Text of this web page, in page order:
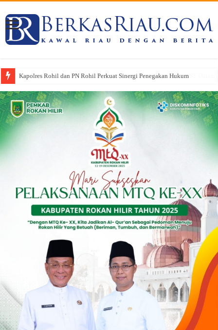
Kapolres Rohil dan PN Rohil Perkuat Sinergi Penegakan Hukum